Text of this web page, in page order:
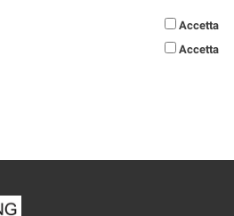
Accetta
Accetta